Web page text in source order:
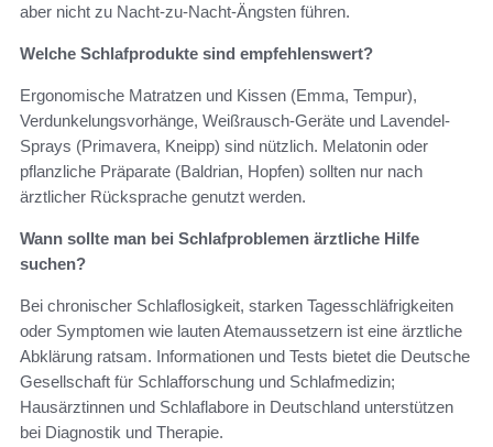
aber nicht zu Nacht-zu-Nacht-Ängsten führen.
Welche Schlafprodukte sind empfehlenswert?
Ergonomische Matratzen und Kissen (Emma, Tempur),
Verdunkelungsvorhänge, Weißrausch-Geräte und Lavendel-
Sprays (Primavera, Kneipp) sind nützlich. Melatonin oder
pflanzliche Präparate (Baldrian, Hopfen) sollten nur nach
ärztlicher Rücksprache genutzt werden.
Wann sollte man bei Schlafproblemen ärztliche Hilfe
suchen?
Bei chronischer Schlaflosigkeit, starken Tagesschläfrigkeiten
oder Symptomen wie lauten Atemaussetzern ist eine ärztliche
Abklärung ratsam. Informationen und Tests bietet die Deutsche
Gesellschaft für Schlafforschung und Schlafmedizin;
Hausärztinnen und Schlaflabore in Deutschland unterstützen
bei Diagnostik und Therapie.